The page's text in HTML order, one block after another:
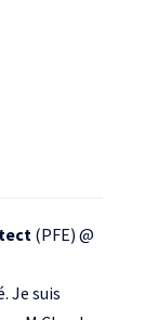
(PFE) @
Je suis